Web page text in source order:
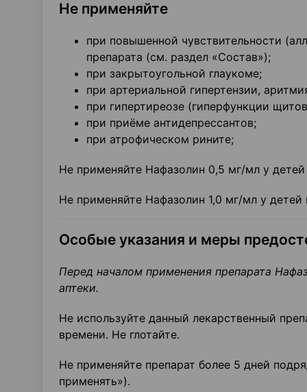
Не применяйте
при повышенной чувствительности
препарата (см. раздел «Состав»);
при закрытоугольной глаукоме;
при артериальной гипертензии,
при гипертиреозе (гиперфункции
при приёме антидепрессантов;
при атрофическом рините;
Не применяйте Нафазолин 0,5 мг/мл у
Не применяйте Нафазолин 1,0 мг/мл у детей
Особые указания и меры
Перед началом применения препарата
аптеки.
Не используйте данный лекарственный
времени. Не глотайте.
Не применяйте препарат более 5 дней
применять»).